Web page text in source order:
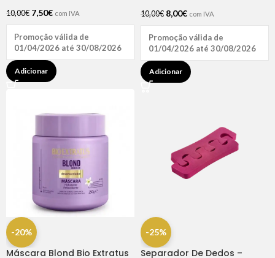
10,00€ 7,50€ com IVA
Promoção válida de
01/04/2026 até 30/08/2026
Adicionar
10,00€ 8,00€ com IVA
Promoção válida de
01/04/2026 até 30/08/2026
Adicionar
-20%
Máscara Blond Bio Extratus
-25%
Separador De Dedos –